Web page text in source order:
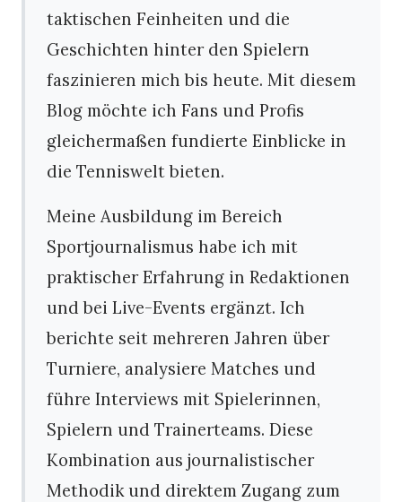
taktischen Feinheiten und die
Geschichten hinter den Spielern
faszinieren mich bis heute. Mit diesem
Blog möchte ich Fans und Profis
gleichermaßen fundierte Einblicke in
die Tenniswelt bieten.
Meine Ausbildung im Bereich
Sportjournalismus habe ich mit
praktischer Erfahrung in Redaktionen
und bei Live-Events ergänzt. Ich
berichte seit mehreren Jahren über
Turniere, analysiere Matches und
führe Interviews mit Spielerinnen,
Spielern und Trainerteams. Diese
Kombination aus journalistischer
Methodik und direktem Zugang zum